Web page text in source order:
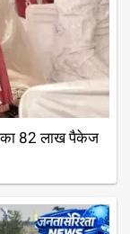
का 82 लाख पैकेज